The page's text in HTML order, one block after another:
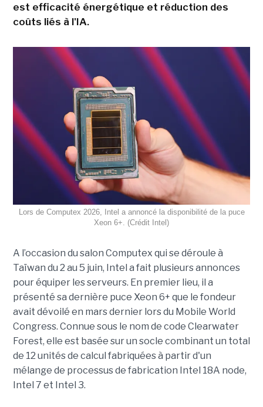
est efficacité énergétique et réduction des
coûts liés à l'IA.
Lors de Computex 2026, Intel a annoncé la disponibilité de la puce
Xeon 6+. (Crédit Intel)
A l’occasion du salon Computex qui se déroule à
Taïwan du 2 au 5 juin, Intel a fait plusieurs annonces
pour équiper les serveurs. En premier lieu, il a
présenté sa dernière puce Xeon 6+ que le fondeur
avait dévoilé en mars dernier lors du Mobile World
Congress. Connue sous le nom de code Clearwater
Forest, elle est basée sur un socle combinant un total
de 12 unités de calcul fabriquées à partir d'un
mélange de processus de fabrication Intel 18A node,
Intel 7 et Intel 3.